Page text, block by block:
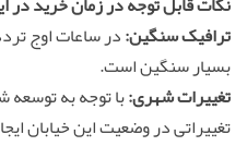
ترافیک سنگین:در ساعات اوج
بسیار سنگین است.
تغییرات شهری:با توجه به توسعه
تغییراتی در وضعیت این خیابان